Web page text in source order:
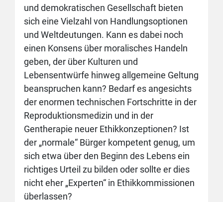
und demokratischen Gesellschaft bieten
sich eine Vielzahl von Handlungsoptionen
und Weltdeutungen. Kann es dabei noch
einen Konsens über moralisches Handeln
geben, der über Kulturen und
Lebensentwürfe hinweg allgemeine Geltung
beanspruchen kann? Bedarf es angesichts
der enormen technischen Fortschritte in der
Reproduktionsmedizin und in der
Gentherapie neuer Ethikkonzeptionen? Ist
der „normale“ Bürger kompetent genug, um
sich etwa über den Beginn des Lebens ein
richtiges Urteil zu bilden oder sollte er dies
nicht eher „Experten“ in Ethikkommissionen
überlassen?